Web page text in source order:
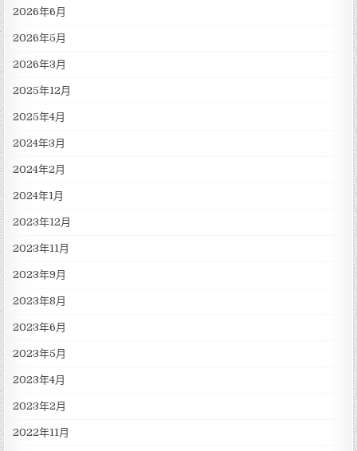
2026年6月
2026年5月
2026年3月
2025年12月
2025年4月
2024年3月
2024年2月
2024年1月
2023年12月
2023年11月
2023年9月
2023年8月
2023年6月
2023年5月
2023年4月
2023年2月
2022年11月